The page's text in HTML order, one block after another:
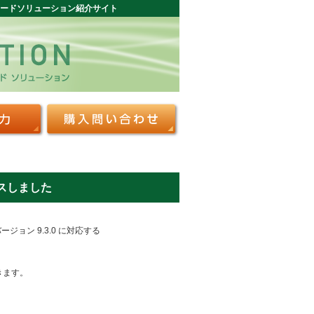
ドソリューション紹介サイト
しました
ジョン 9.3.0 に対応する
す。